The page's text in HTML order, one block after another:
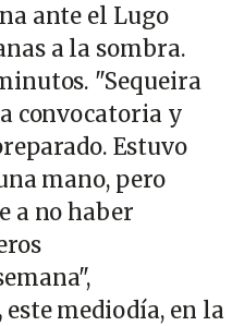
ante el Lugo
a la sombra.
"Sequeira
convocatoria y
Estuvo
mano, pero
a no haber
este mediodía, en la